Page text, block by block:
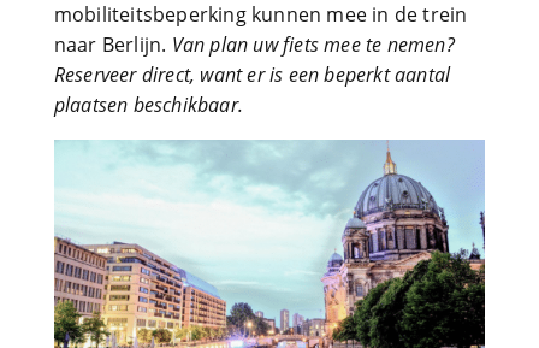
mobiliteitsbeperking kunnen mee in de trein
naar Berlijn. Van plan uw fiets mee te nemen?
Reserveer direct, want er is een beperkt aantal
plaatsen beschikbaar.